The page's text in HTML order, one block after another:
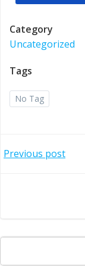
Category
Uncategorized
Tags
No Tag
Previous post